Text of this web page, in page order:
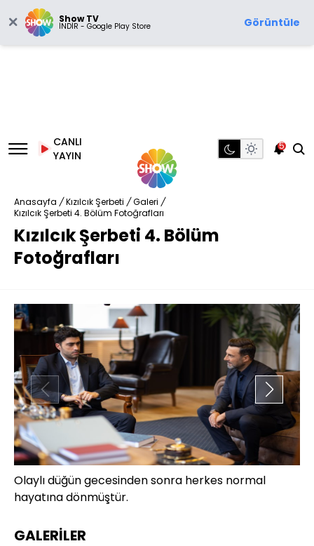
Show TV
İNDİR - Google Play Store Görüntüle
CANLI
YAYIN
5
Anasayfa / Kızılcık Şerbeti / Galeri /
Kızılcık Şerbeti 4. Bölüm Fotoğrafları
Kızılcık Şerbeti 4. Bölüm
Fotoğrafları
Olaylı düğün gecesinden sonra herkes normal
hayatına dönmüştür.
GALERİLER